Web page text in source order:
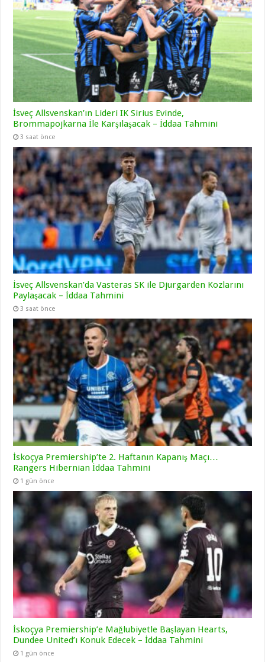
İsveç Allsvenskan’ın Lideri IK Sirius Evinde,
Brommapojkarna İle Karşılaşacak – İddaa Tahmini
3 saat önce
İsveç Allsvenskan’da Vasteras SK ile Djurgarden Kozlarını
Paylaşacak – İddaa Tahmini
3 saat önce
İskoçya Premiership’te 2. Haftanın Kapanış Maçı…
Rangers Hibernian İddaa Tahmini
1 gün önce
İskoçya Premiership’e Mağlubiyetle Başlayan Hearts,
Dundee United’ı Konuk Edecek – İddaa Tahmini
1 gün önce